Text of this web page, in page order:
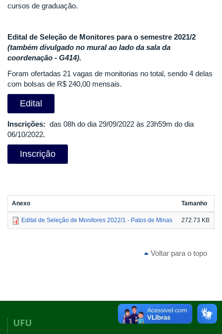
cursos de graduação.
Edital de Seleção de Monitores para o semestre 2021/2
(também divulgado no mural ao lado da sala da
coordenação - G414).
Foram ofertadas 21 vagas de monitorias no total, sendo 4 delas
com bolsas de R$ 240,00 mensais.
Edital
Inscrições: das 08h do dia 29/09/2022 às 23h59m do dia
06/10/2022.
Inscrição
Anexo Tamanho
Edital de Seleção de Monitores 2022/1 - Patos de Minas 272.73 KB
Voltar para o topo
UFU